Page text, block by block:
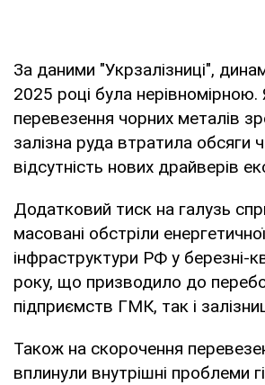
За даними "Укрзалізниці",
2025 році була
перевезення чорних металів
залізна руда втратила обсяги
відсутність нових драйверів
Додатковий тиск на галузь
масовані обстріли енергетичної
інфраструктури РФ у березні-
року, що призводило до
підприємств ГМК, так і
Також на скорочення
вплинули внутрішні проблеми